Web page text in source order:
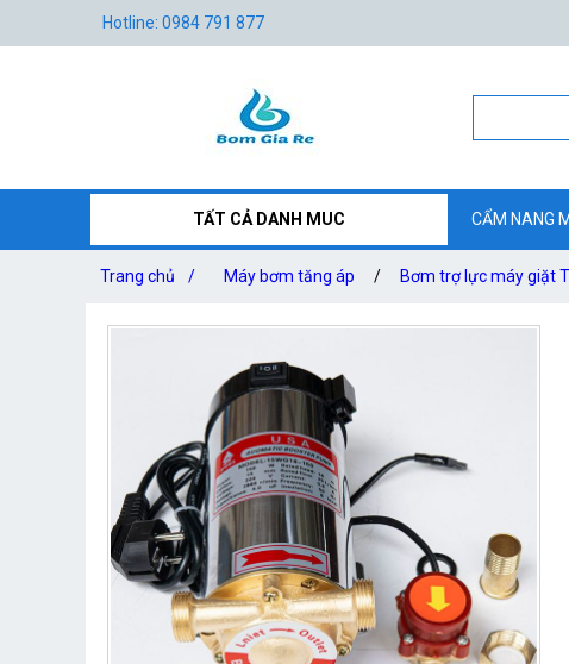
Hotline: 0984 791 877
TẤT CẢ DANH MUC CẨM NANG
Trang chủ / Máy bơm tăng áp / Bơm trợ lực máy giặt